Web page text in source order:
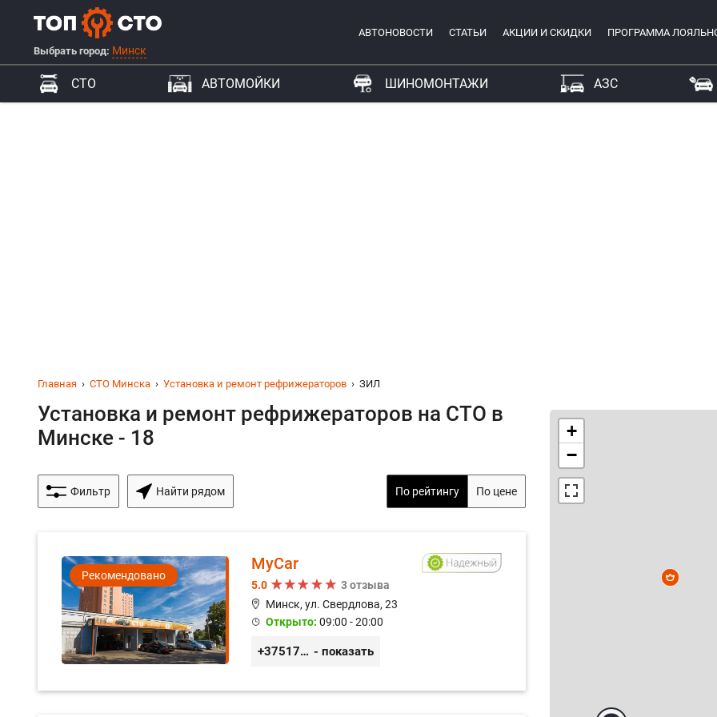
Выбрать город: Минск
АВТОНОВОСТИ СТАТЬИ АКЦИИ И СКИДКИ ПРОГРАММА
СТО АВТОМОЙКИ ШИНОМОНТАЖИ АЗС
Главная СТО Минска Установка и ремонт рефрижераторов ЗИЛ
Установка и ремонт рефрижераторов на СТО в
Минске - 18
Фильтр Найти рядом По рейтингу По цене
Рекомендовано
MyCar
5.0
3 отзыва
Минск, ул. Свердлова, 23
Открыто: 09:00 - 20:00
+375173212443 - показать
+
−